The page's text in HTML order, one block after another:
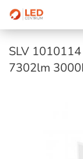
SLV
7302lm